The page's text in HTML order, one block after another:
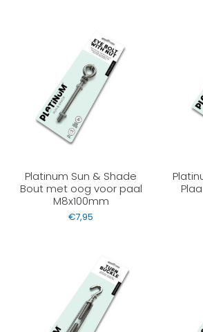
Platinum Sun & Shade
Bout met oog voor paal
M8x100mm
€7,95